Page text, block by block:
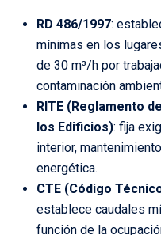
RD 486/1997:
mínimas en los
de 30 m³/h por
contaminación
RITE (Reglamento
los Edificios): fija
interior,
energética.
CTE (Código
establece caudales
función de la